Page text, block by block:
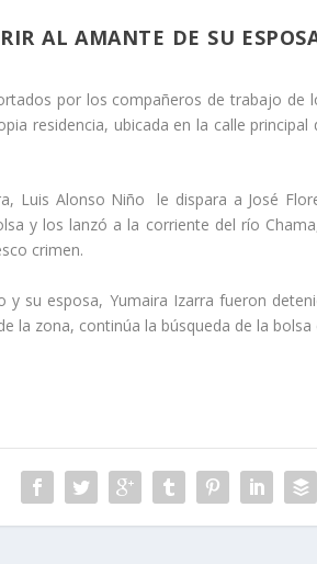
AL AMANTE DE SU
por los compañeros de trabajo de
residencia, ubicada en la calle
Luis Alonso Niño le dispara a José
y los lanzó a la corriente del río
crimen.
y su esposa, Yumaira Izarra fueron
la zona, continúa la búsqueda de la